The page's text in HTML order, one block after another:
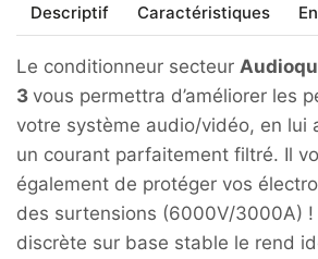
Descriptif Caractéristiques
Le conditionneur secteur
3 vous permettra d’améliorer les
votre système audio/vidéo, en lui
un courant parfaitement filtré. Il
également de protéger vos
des surtensions (6000V/3000A) !
discrète sur base stable le rend